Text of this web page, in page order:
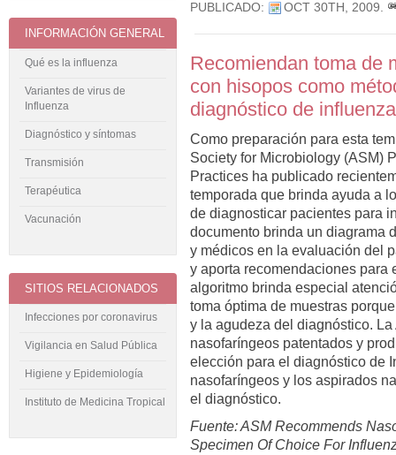
PUBLICADO: OCT 30TH, 2009.
Recomiendan toma de
con hisopos como
diagnóstico de
Como preparación para esta
Society for Microbiology (ASM)
Practices ha publicado
temporada que brinda ayuda a
de diagnosticar pacientes para
documento brinda un diagrama
y médicos en la evaluación del
y aporta recomendaciones para
algoritmo brinda especial
toma óptima de muestras
y la agudeza del diagnóstico.
nasofaríngeos patentados y
elección para el diagnóstico de
nasofaríngeos y los aspirados
el diagnóstico.
Fuente: ASM Recommends
Specimen Of Choice For
INFORMACIÓN GENERAL
Qué es la influenza
Variantes de virus de
Influenza
Diagnóstico y síntomas
Transmisión
Terapéutica
Vacunación
SITIOS RELACIONADOS
Infecciones por coronavirus
Vigilancia en Salud Pública
Higiene y Epidemiología
Instituto de Medicina Tropical